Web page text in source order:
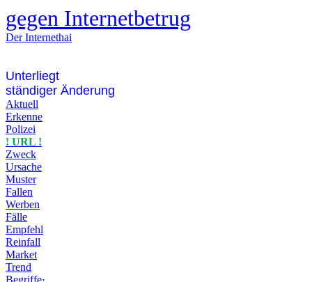
gegen Internetbetrug
Der Internethai
Unterliegt
ständiger Änderung
Aktuell
Erkenne
Polizei
! URL !
Zweck
Ursache
Muster
Fallen
Werben
Fälle
Empfehl
Reinfall
Market
Trend
Begriffe·